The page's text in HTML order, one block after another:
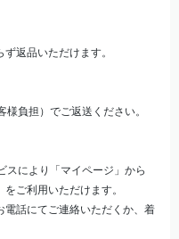
返品いただけます。
負担）でご返送ください。
スにより「マイページ」から
ご利用いただけます。
電話にてご連絡いただくか、着